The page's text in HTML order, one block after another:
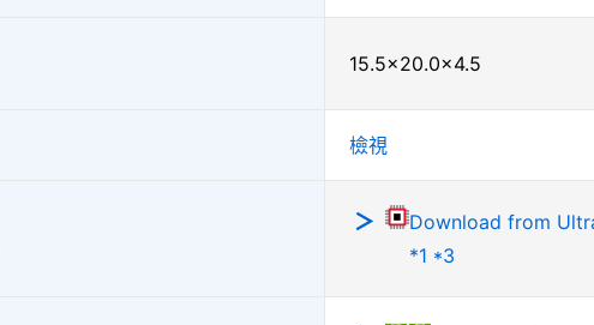
15.5×20.0×4.5
檢視
Download from
*1 *3